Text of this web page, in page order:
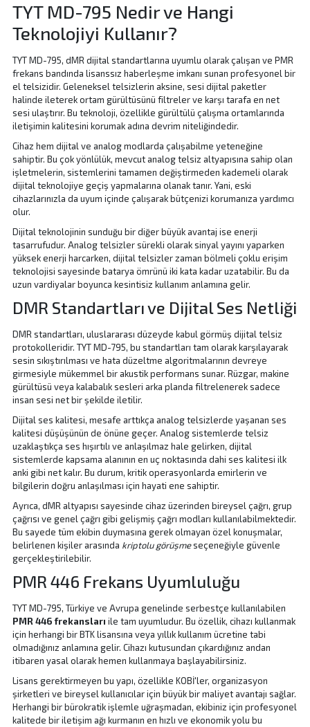
TYT MD-795 Nedir ve Hangi
Teknolojiyi Kullanır?
TYT MD-795, dMR dijital standartlarına uyumlu olarak çalışan ve PMR
frekans bandında lisanssız haberleşme imkanı sunan profesyonel bir
el telsizidir. Geleneksel telsizlerin aksine, sesi dijital paketler
halinde ileterek ortam gürültüsünü filtreler ve karşı tarafa en net
sesi ulaştırır. Bu teknoloji, özellikle gürültülü çalışma ortamlarında
iletişimin kalitesini korumak adına devrim niteliğindedir.
Cihaz hem dijital ve analog modlarda çalışabilme yeteneğine
sahiptir. Bu çok yönlülük, mevcut analog telsiz altyapısına sahip olan
işletmelerin, sistemlerini tamamen değiştirmeden kademeli olarak
dijital teknolojiye geçiş yapmalarına olanak tanır. Yani, eski
cihazlarınızla da uyum içinde çalışarak bütçenizi korumanıza yardımcı
olur.
Dijital teknolojinin sunduğu bir diğer büyük avantaj ise enerji
tasarrufudur. Analog telsizler sürekli olarak sinyal yayını yaparken
yüksek enerji harcarken, dijital telsizler zaman bölmeli çoklu erişim
teknolojisi sayesinde batarya ömrünü iki kata kadar uzatabilir. Bu da
uzun vardiyalar boyunca kesintisiz kullanım anlamına gelir.
DMR Standartları ve Dijital Ses Netliği
DMR standartları, uluslararası düzeyde kabul görmüş dijital telsiz
protokolleridir. TYT MD-795, bu standartları tam olarak karşılayarak
sesin sıkıştırılması ve hata düzeltme algoritmalarının devreye
girmesiyle mükemmel bir akustik performans sunar. Rüzgar, makine
gürültüsü veya kalabalık sesleri arka planda filtrelenerek sadece
insan sesi net bir şekilde iletilir.
Dijital ses kalitesi, mesafe arttıkça analog telsizlerde yaşanan ses
kalitesi düşüşünün de önüne geçer. Analog sistemlerde telsiz
uzaklaştıkça ses hışırtılı ve anlaşılmaz hale gelirken, dijital
sistemlerde kapsama alanının en uç noktasında dahi ses kalitesi ilk
anki gibi net kalır. Bu durum, kritik operasyonlarda emirlerin ve
bilgilerin doğru anlaşılması için hayati ene sahiptir.
Ayrıca, dMR altyapısı sayesinde cihaz üzerinden bireysel çağrı, grup
çağrısı ve genel çağrı gibi gelişmiş çağrı modları kullanılabilmektedir.
Bu sayede tüm ekibin duymasına gerek olmayan özel konuşmalar,
belirlenen kişiler arasında kriptolu görüşmeseçeneğiyle güvenle
gerçekleştirilebilir.
PMR 446 Frekans Uyumluluğu
TYT MD-795, Türkiye ve Avrupa genelinde serbestçe kullanılabilen
PMR 446 frekansları ile tam uyumludur. Bu özellik, cihazı kullanmak
için herhangi bir BTK lisansına veya yıllık kullanım ücretine tabi
olmadığınız anlamına gelir. Cihazı kutusundan çıkardığınız andan
itibaren yasal olarak hemen kullanmaya başlayabilirsiniz.
Lisans gerektirmeyen bu yapı, özellikle KOBİ'ler, organizasyon
şirketleri ve bireysel kullanıcılar için büyük bir maliyet avantajı sağlar.
Herhangi bir bürokratik işlemle uğraşmadan, ekibiniz için profesyonel
kalitede bir iletişim ağı kurmanın en hızlı ve ekonomik yolu bu